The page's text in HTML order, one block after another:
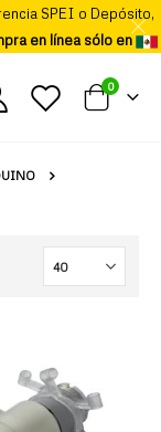
SPEI o Depósito,
en línea sólo en
Mi carrito
0